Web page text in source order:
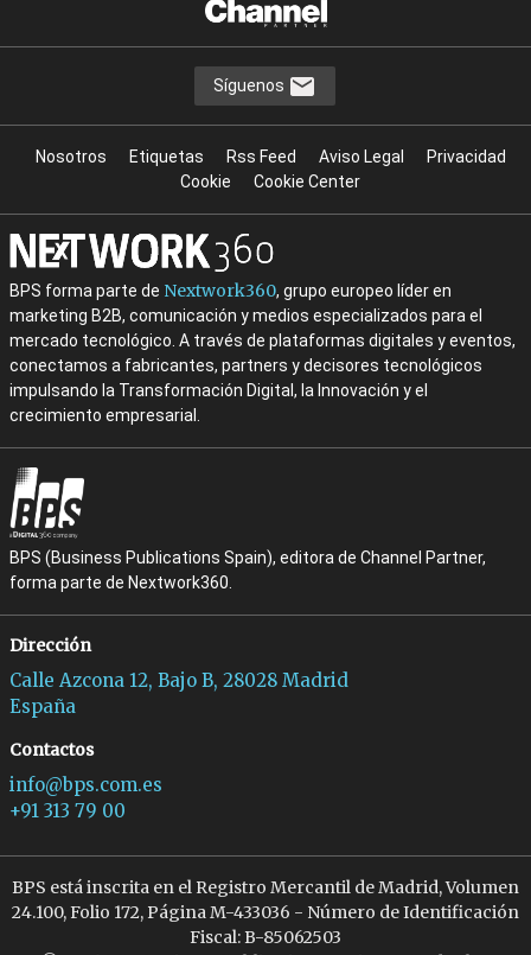
Síguenos
Nosotros Etiquetas Rss Feed Aviso Legal
Privacidad
Cookie
Cookie Center
BPS forma parte de Nextwork360, grupo europeo líder en
marketing B2B, comunicación y medios especializados para el
mercado tecnológico. A través de plataformas digitales y eventos,
conectamos a fabricantes, partners y decisores tecnológicos
impulsando la Transformación Digital, la Innovación y el
crecimiento empresarial.
BPS (Business Publications Spain), editora de Channel Partner,
forma parte de Nextwork360.
Dirección
Calle Azcona 12, Bajo B, 28028 Madrid
España
Contactos
info@bps.com.es
+91 313 79 00
BPS está inscrita en el Registro Mercantil de Madrid, Volumen
24.100, Folio 172, Página M-433036 - Número de Identificación
Fiscal: B-85062503